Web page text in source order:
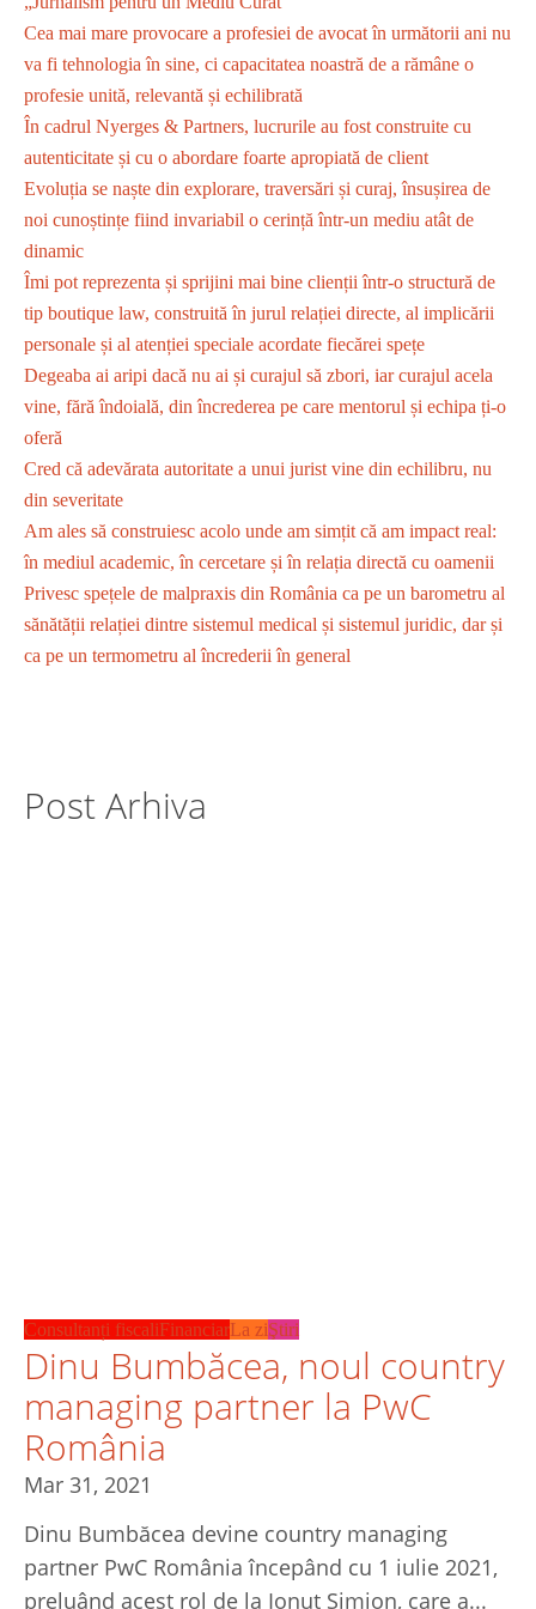
Cea mai mare provocare a profesiei de avocat în următorii ani nu
va fi tehnologia în sine, ci capacitatea noastră de a rămâne o
profesie unită, relevantă și echilibrată
În cadrul Nyerges & Partners, lucrurile au fost construite cu
autenticitate și cu o abordare foarte apropiată de client
Evoluția se naște din explorare, traversări și curaj, însușirea de
noi cunoștințe fiind invariabil o cerință într-un mediu atât de
dinamic
Îmi pot reprezenta și sprijini mai bine clienții într-o structură de
tip boutique law, construită în jurul relației directe, al implicării
personale și al atenției speciale acordate fiecărei spețe
Degeaba ai aripi dacă nu ai și curajul să zbori, iar curajul acela
vine, fără îndoială, din încrederea pe care mentorul și echipa ți-o
oferă
Cred că adevărata autoritate a unui jurist vine din echilibru, nu
din severitate
Am ales să construiesc acolo unde am simțit că am impact real:
în mediul academic, în cercetare și în relația directă cu oamenii
Privesc spețele de malpraxis din România ca pe un barometru al
sănătății relației dintre sistemul medical și sistemul juridic, dar și
ca pe un termometru al încrederii în general
Post Arhiva
Consultanți fiscaliFinanciar La ziŞtiri
Dinu Bumbăcea, noul country
managing partner la PwC
România
Mar 31, 2021
Dinu Bumbăcea devine country managing
partner PwC România începând cu 1 iulie 2021,
preluând acest rol de la Ionuț Simion, care a...